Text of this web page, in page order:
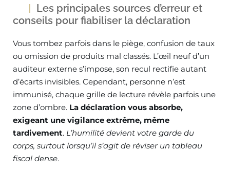
Les principales sources d’erreur et
conseils pour fiabiliser la déclaration
Vous tombez parfois dans le piège, confusion de taux
ou omission de produits mal classés. L’œil neuf d’un
auditeur externe s’impose, son recul rectifie autant
d’écarts invisibles. Cependant, personne n’est
immunisé, chaque grille de lecture révèle parfois une
zone d’ombre. La déclaration vous absorbe,
exigeant une vigilance extrême, même
tardivement. L’humilité devient votre garde du
corps, surtout lorsqu’il s’agit de réviser un tableau
fiscal dense.